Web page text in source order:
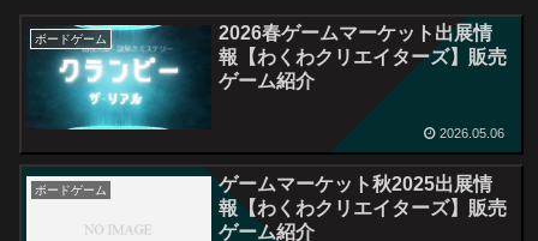
ボードゲーム
2026春ゲームマーケット出展情
報【わくわクリエイターズ】販売
ゲーム紹介
2026.05.06
ボードゲーム
ゲームマーケット秋2025出展情
報【わくわクリエイターズ】販売
ゲーム紹介